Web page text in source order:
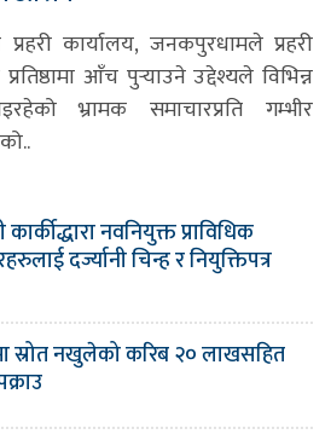
कार्यालय, जनकपुरधामले प्रहरी
आँच पुर्‍याउने उद्देश्यले विभिन्न
भ्रामक समाचारप्रति गम्भीर
नवनियुक्त प्राविधिक
दर्ज्यानी चिन्ह र नियुक्तिपत्र
स्रोत नखुलेको करिब २० लाखसहित